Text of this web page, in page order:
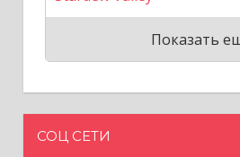
Показать
СОЦ СЕТИ